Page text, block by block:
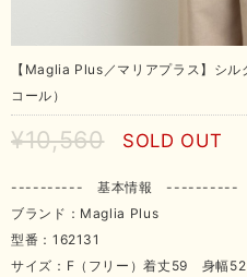
【Maglia Plus／マリアプラス】シ
コール）
¥10,560 SOLD OUT
---------- 基本情報 ----------
ブランド：Maglia Plus
型番：162131
サイズ：F（フリー）着丈59 身